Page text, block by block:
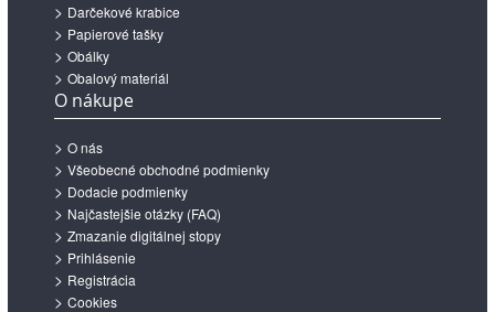
Darčekové krabice
Papierové tašky
Obálky
Obalový materiál
O nákupe
O nás
Všeobecné obchodné podmienky
Dodacie podmienky
Najčastejšie otázky (FAQ)
Zmazanie digitálnej stopy
Prihlásenie
Registrácia
Cookies